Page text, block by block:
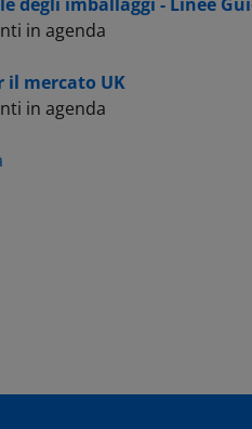
in agenda
il mercato UK
in agenda